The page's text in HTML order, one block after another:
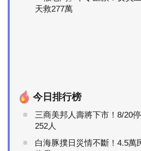
天救277萬
今日排行榜
三商美邦人壽將下市！8/20
252人
白海豚撲日災情不斷！4.5萬